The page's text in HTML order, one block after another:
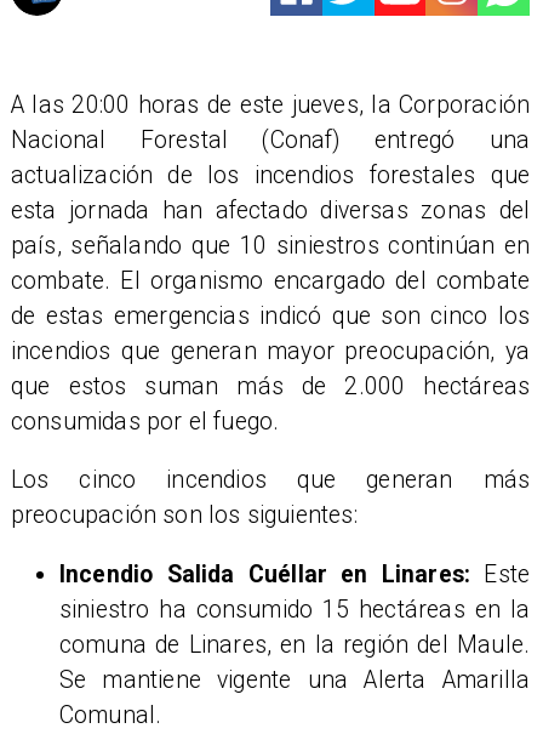
A las 20:00 horas de este jueves, la Corporación
Nacional Forestal (Conaf) entregó una
actualización de los incendios forestales que
esta jornada han afectado diversas zonas del
país, señalando que 10 siniestros continúan en
combate. El organismo encargado del combate
de estas emergencias indicó que son cinco los
incendios que generan mayor preocupación, ya
que estos suman más de 2.000 hectáreas
consumidas por el fuego.
Los cinco incendios que generan más
preocupación son los siguientes:
Incendio Salida Cuéllar en Linares: Este
siniestro ha consumido 15 hectáreas en la
comuna de Linares, en la región del Maule.
Se mantiene vigente una Alerta Amarilla
Comunal.